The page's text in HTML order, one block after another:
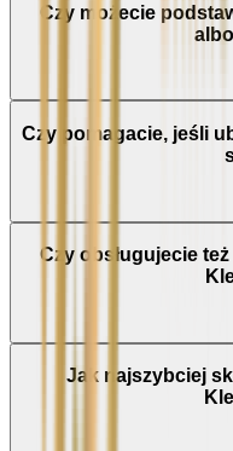
Czy możecie
Czy pomagacie, jeśli
Czy obsługujecie
Jak najszybciej